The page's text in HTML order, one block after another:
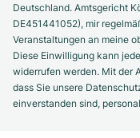
Deutschland. Amtsgericht
DE451441052), mir
Veranstaltungen an meine
Diese Einwilligung kann
widerrufen werden. Mit der
dass Sie unsere
einverstanden sind,